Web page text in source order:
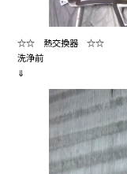
☆☆ 熱交換器 ☆☆
洗浄前
⇓